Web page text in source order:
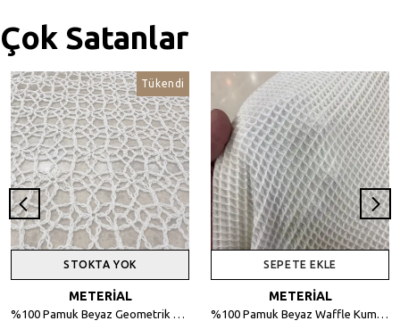
Çok Satanlar
Tükendi
STOKTA YOK
METERİAL
%100 Pamuk Beyaz Geometrik Desenli File Kumaş - 135 cm En
SEPETE EKLE
METERİAL
%100 Pamuk Beyaz Waffle Kumaş – Petek Dokulu, 140 cm En